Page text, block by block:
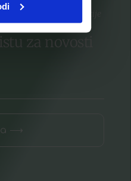
i ekskluzivne promocije
za novosti
⟶